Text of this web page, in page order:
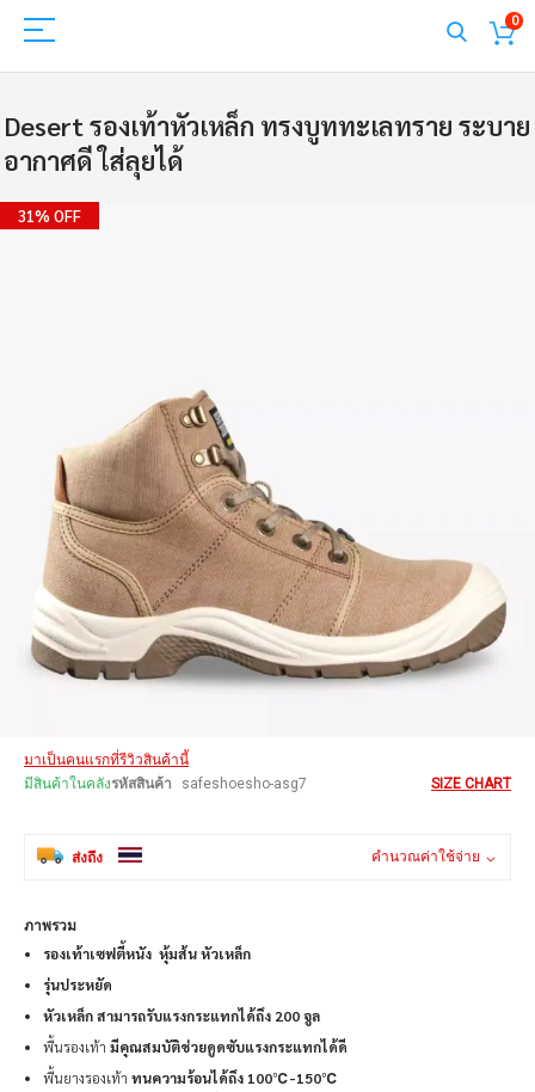
0
Desert รองเท้าหัวเหล็ก ทรงบูททะเลทราย ระบาย
อากาศดี ใส่ลุยได้
Skip
to
31% OFF
images
มาเป็นคนแรกที่รีวิวสินค้านี้
มีสินค้าในคลังรหัสสินค้า safeshoesho-asg7 SIZE CHART
ส่งถึง คำนวณค่าใช้จ่าย
ภาพรวม
รองเท้าเซฟตี้หนัง หุ้มส้น หัวเหล็ก
รุ่นประหยัด
หัวเหล็ก สามารถรับแรงกระแทกได้ถึง 200 จูล
พื้นรองเท้า มีคุณสมบัติช่วยดูดซับแรงกระแทกได้ดี
พื้นยางรองเท้า ทนความร้อนได้ถึง 100℃-150℃